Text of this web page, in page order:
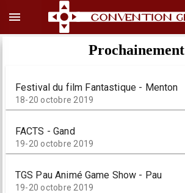
menu
Prochainement
Festival du film Fantastique - Menton
18-20 octobre 2019
FACTS - Gand
19-20 octobre 2019
TGS Pau Animé Game Show - Pau
19-20 octobre 2019